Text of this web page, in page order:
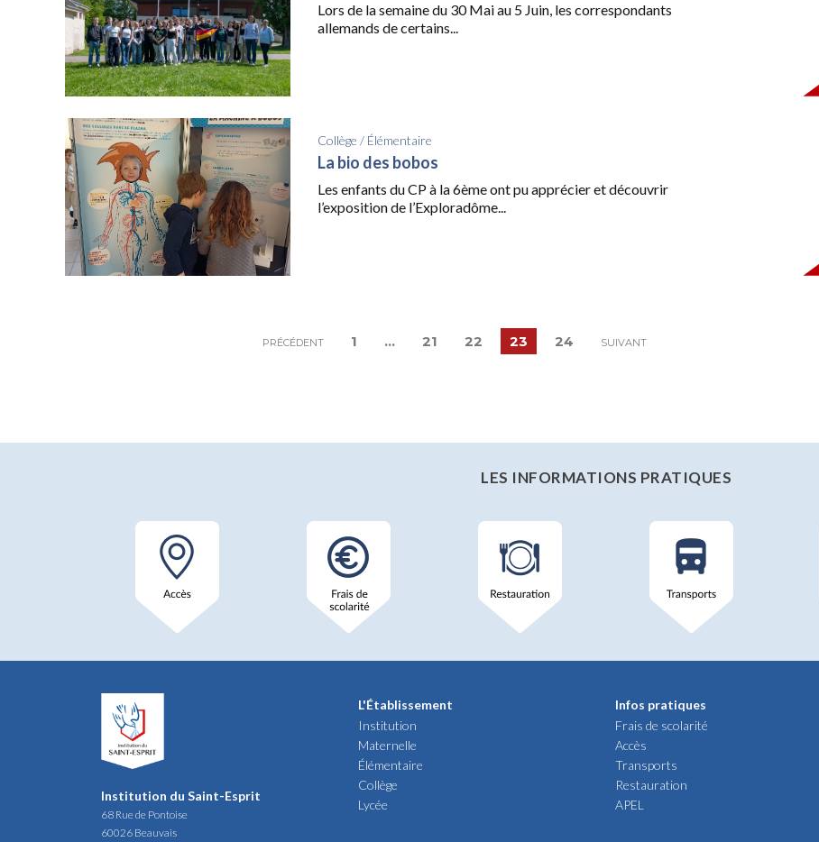
Lors de la semaine du 30 Mai au 5 Juin, les correspondants
allemands de certains...
Collège / Élémentaire
La bio des bobos
Les enfants du CP à la 6ème ont pu apprécier et découvrir
l’exposition de l’Exploradôme...
PRÉCÉDENT 1 … 21 22 23 24 SUIVANT
LES INFORMATIONS PRATIQUES
Institution du Saint-Esprit
68 Rue de Pontoise
60026 Beauvais
L'Établissement
Institution
Maternelle
Élémentaire
Collège
Lycée
Infos pratiques
Frais de scolarité
Accès
Transports
Restauration
APEL